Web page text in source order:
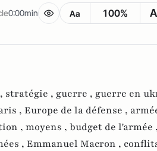
0:00min Aa 100%
stratégie , guerre , guerre en
, Europe de la défense ,
, moyens , budget de l'armée ,
, Emmanuel Macron ,